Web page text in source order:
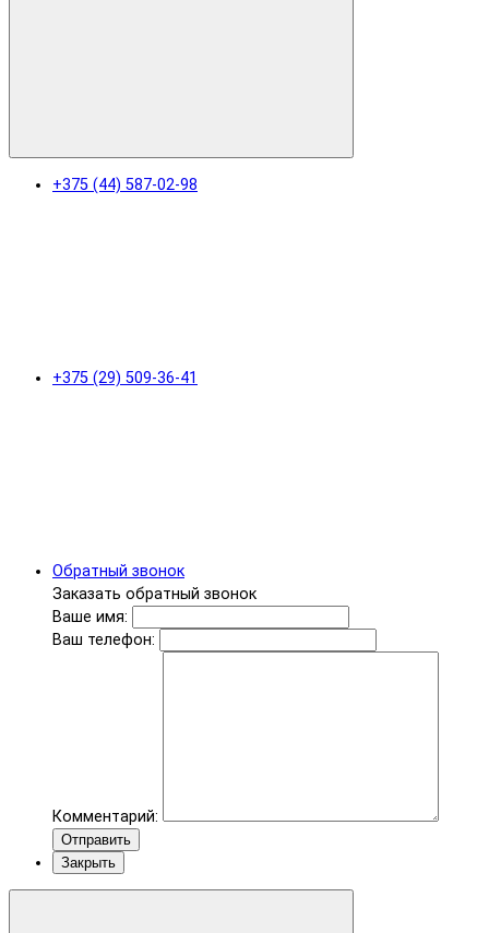
+375 (44) 587-02-98
+375 (29) 509-36-41
Обратный звонок
Заказать обратный звонок
Ваше имя:
Ваш телефон:
Комментарий:
Отправить
Закрыть